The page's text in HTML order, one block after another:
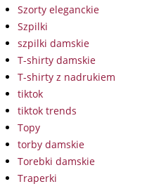
Szorty eleganckie
Szpilki
szpilki damskie
T-shirty damskie
T-shirty z nadrukiem
tiktok
tiktok trends
Topy
torby damskie
Torebki damskie
Traperki